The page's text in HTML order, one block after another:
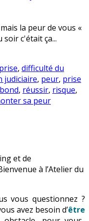
la peur de vous «
soir c'était ça...
, difficulté du
judiciaire, peur, prise
, réussir, risque,
sa peur
et de
à l’Atelier du
vous questionnez ?
avez besoin d’être